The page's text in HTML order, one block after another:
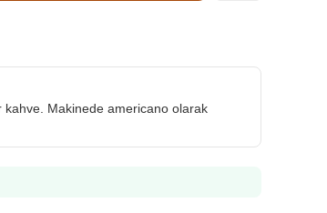
kahve. Makinede americano olarak